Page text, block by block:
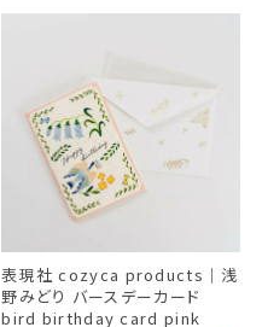
表現社 cozyca products｜浅
野みどり バースデーカード
bird birthday card pink